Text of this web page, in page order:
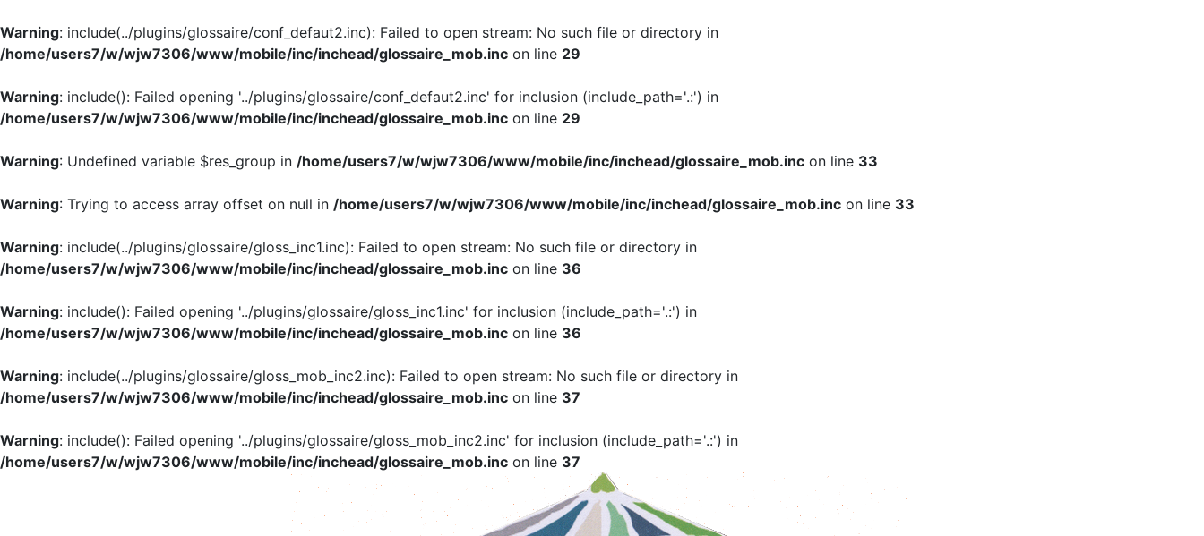
Warning: include(../plugins/glossaire/conf_defaut2.inc): Failed to open stream: No such file or directory in
/home/users7/w/wjw7306/www/mobile/inc/inchead/glossaire_mob.inc on line 29
Warning: include(): Failed opening '../plugins/glossaire/conf_defaut2.inc' for inclusion (include_path='.:') in
/home/users7/w/wjw7306/www/mobile/inc/inchead/glossaire_mob.inc on line 29
Warning: Undefined variable $res_group in /home/users7/w/wjw7306/www/mobile/inc/inchead/glossaire_mob.inc on line 33
Warning: Trying to access array offset on null in /home/users7/w/wjw7306/www/mobile/inc/inchead/glossaire_mob.inc on line 33
Warning: include(../plugins/glossaire/gloss_inc1.inc): Failed to open stream: No such file or directory in
/home/users7/w/wjw7306/www/mobile/inc/inchead/glossaire_mob.inc on line 36
Warning: include(): Failed opening '../plugins/glossaire/gloss_inc1.inc' for inclusion (include_path='.:') in
/home/users7/w/wjw7306/www/mobile/inc/inchead/glossaire_mob.inc on line 36
Warning: include(../plugins/glossaire/gloss_mob_inc2.inc): Failed to open stream: No such file or directory in
/home/users7/w/wjw7306/www/mobile/inc/inchead/glossaire_mob.inc on line 37
Warning: include(): Failed opening '../plugins/glossaire/gloss_mob_inc2.inc' for inclusion (include_path='.:') in
/home/users7/w/wjw7306/www/mobile/inc/inchead/glossaire_mob.inc on line 37